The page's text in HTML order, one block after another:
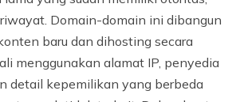
Domain-domain ini dibangun
baru dan dihosting secara
menggunakan alamat IP, penyedia
detail kepemilikan yang berbeda